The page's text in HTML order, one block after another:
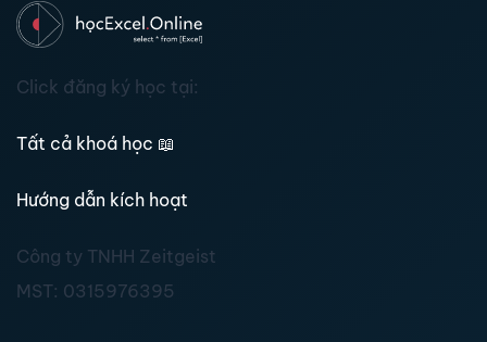
Click đăng ký học tại:
Tất cả khoá học 📖
Hướng dẫn kích hoạt
Công ty TNHH Zeitgeist
MST: 0315976395